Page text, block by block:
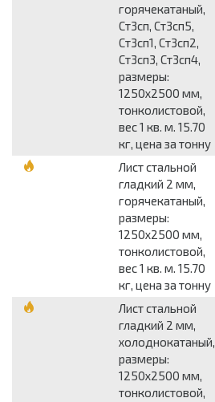
горячекатаный,
Ст3сп, Ст3сп5,
Ст3сп1, Ст3сп2,
Ст3сп3, Ст3сп4,
размеры:
1250x2500 мм,
тонколистовой,
вес 1 кв. м. 15.70
кг, цена за тонну
Лист стальной
гладкий 2 мм,
горячекатаный,
размеры:
1250x2500 мм,
тонколистовой,
вес 1 кв. м. 15.70
кг, цена за тонну
Лист стальной
гладкий 2 мм,
холоднокатаный,
размеры:
1250x2500 мм,
тонколистовой,